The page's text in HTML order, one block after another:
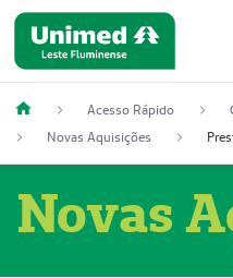
Acesso Rápido
Novas Aquisições
Novas